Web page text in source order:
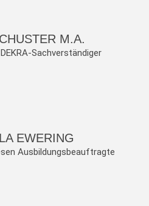
M.A.
Sachverständiger
EWERING
Ausbildungsbeauftragte